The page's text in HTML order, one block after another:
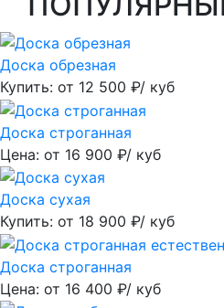
Доска обрезная
Купить: от 12 500 ₽/ куб
Доска строганная
Цена: от 16 900 ₽/ куб
Доска сухая
Купить: от 18 900 ₽/ куб
Доска строганная
Цена: от 16 400 ₽/ куб